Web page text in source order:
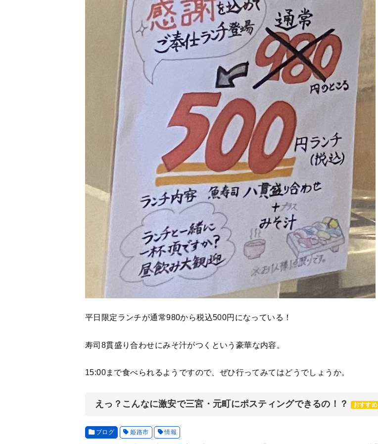
平日限定ランチが通常980から税込500円になっている！
寿司8貫盛り合わせにみそ汁がつくという豪華な内容。
15:00まで食べられるようですので、ぜひ行ってみてはどうでしょうか。
えっ？こんなに激安で三宮・元町にポスティングできるの！？ おすすめ
ブログ 姫路市 情報